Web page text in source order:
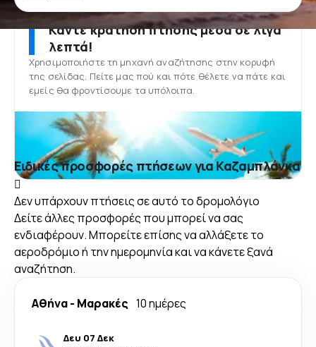
Κάντε κράτηση πτήσης μέσα σε λίγα
λεπτά!
Χρησιμοποιήστε τη μηχανή αναζήτησης στην κορυφή
της σελίδας. Πείτε μας πού και πότε θέλετε να πάτε και
εμείς θα φροντίσουμε τα υπόλοιπα.
Ειδικές προσφορές πτήσεων για Καζαμπλάνκα
Δεν υπάρχουν πτήσεις σε αυτό το δρομολόγιο
Δείτε άλλες προσφορές που μπορεί να σας
ενδιαφέρουν. Μπορείτε επίσης να αλλάξετε το
αεροδρόμιο ή την ημερομηνία και να κάνετε ξανά
αναζήτηση.
Αθήνα- Μαρακές 10 ημέρες
Δευ 07 Δεκ